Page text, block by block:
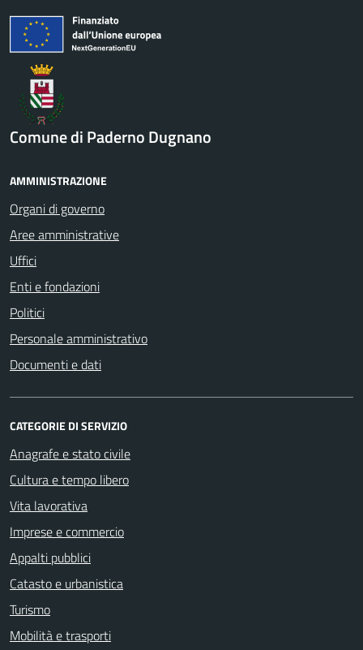
Comune di Paderno Dugnano
AMMINISTRAZIONE
Organi di governo
Aree amministrative
Uffici
Enti e fondazioni
Politici
Personale amministrativo
Documenti e dati
CATEGORIE DI SERVIZIO
Anagrafe e stato civile
Cultura e tempo libero
Vita lavorativa
Imprese e commercio
Appalti pubblici
Catasto e urbanistica
Turismo
Mobilità e trasporti